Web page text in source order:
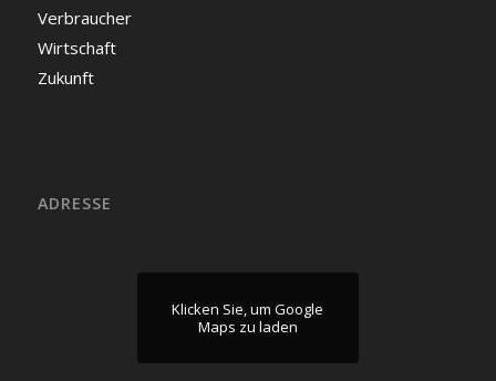
Verbraucher
Wirtschaft
Zukunft
ADRESSE
Klicken Sie, um Google
Maps zu laden